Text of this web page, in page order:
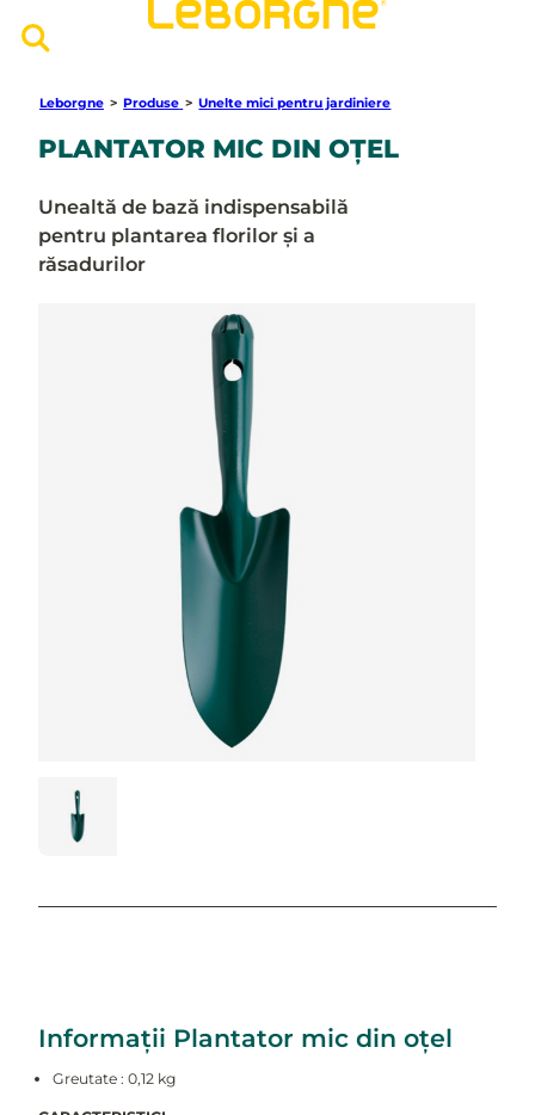
Leborgne > Produse > Unelte mici pentru jardiniere
PLANTATOR MIC DIN OȚEL
Unealtă de bază indispensabilă
pentru plantarea florilor și a
răsadurilor
Informații Plantator mic din oțel
Greutate : 0,12 kg